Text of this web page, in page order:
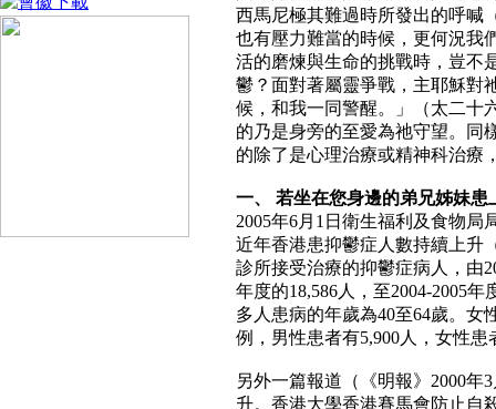
西馬尼極其難過時所發出的呼喊
也有壓力難當的時候，更何況我
活的磨煉與生命的挑戰時，豈不
鬱？面對著屬靈爭戰，主耶穌對
候，和我一同警醒。」（太二十
的乃是身旁的至愛為祂守望。同
的除了是心理治療或精神科治療
一、 若坐在您身邊的弟兄姊妹患
2005年6月1日衛生福利及食物
近年香港患抑鬱症人數持續上升
診所接受治療的抑鬱症病人，由
年度的18,586人，至2004-2005
多人患病的年歲為40至64歲。女
例，男性患者有5,900人，女性患
另外一篇報道（《明報》2000年
升。香港大學香港賽馬會防止自